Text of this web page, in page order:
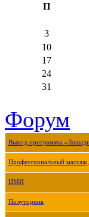
П
3
10
17
24
31
Форум
Выход программы
Профессиональный
ЦМИ
Полуторник